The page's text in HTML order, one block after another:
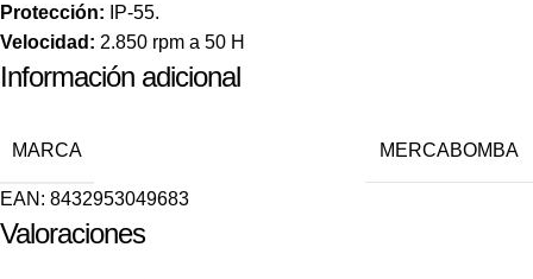
Protección: IP-55.
Velocidad: 2.850 rpm a 50 H
Información adicional
MARCA MERCABOMBA
EAN: 8432953049683
Valoraciones